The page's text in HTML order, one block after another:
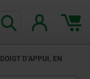
D’APPUI, EN